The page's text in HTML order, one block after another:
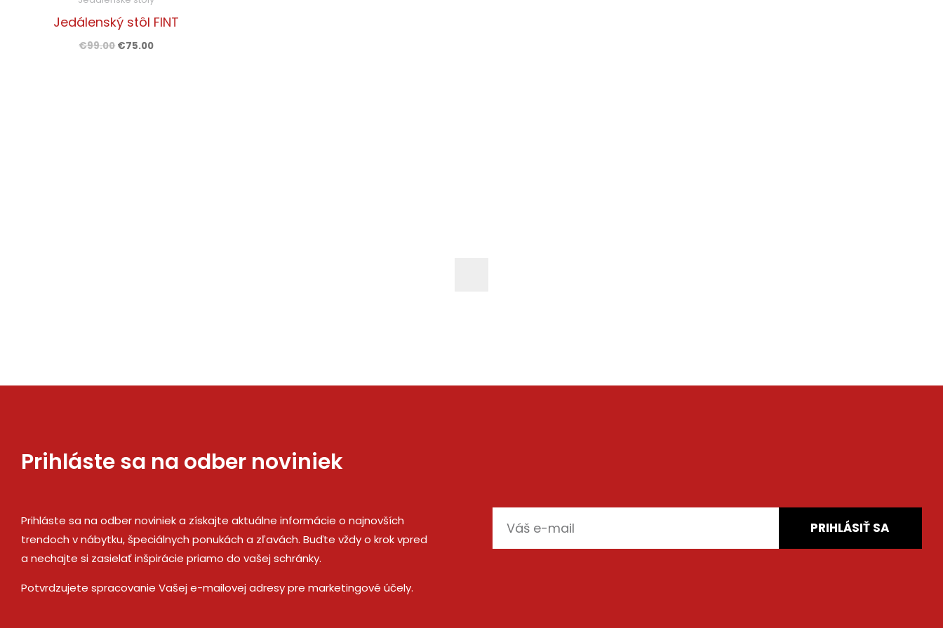
Jedálenský stôl FINT
€99.00 €75.00
Prihláste sa na odber noviniek
Prihláste sa na odber noviniek a získajte aktuálne informácie o najnovších
trendoch v nábytku, špeciálnych ponukách a zľavách. Buďte vždy o krok vpred
a nechajte si zasielať inšpirácie priamo do vašej schránky.
Potvrdzujete spracovanie Vašej e-mailovej adresy pre marketingové účely.
mail
PRIHLÁSIŤ SA